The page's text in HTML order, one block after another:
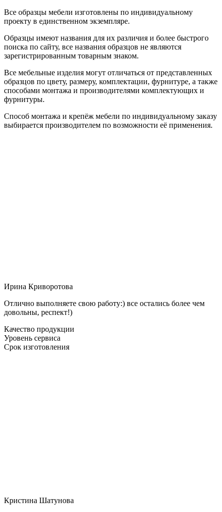
Все образцы мебели изготовлены по индивидуальному
проекту в единственном экземпляре.
Образцы имеют названия для их различия и более быстрого
поиска по сайту, все названия образцов не являются
зарегистрированным товарным знаком.
Все мебельные изделия могут отличаться от представленных
образцов по цвету, размеру, комплектации, фурнитуре, а также
способами монтажа и производителями комплектующих и
фурнитуры.
Способ монтажа и крепёж мебели по индивидуальному заказу
выбирается производителем по возможности её применения.
Ирина Криворотова
Отлично выполняете свою работу:) все остались более чем
довольны, респект!)
Качество продукции
Уровень сервиса
Срок изготовления
Кристина Шатунова